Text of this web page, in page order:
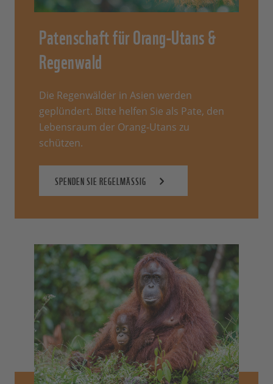
Patenschaft für Orang-Utans &
Regenwald
Die Regenwälder in Asien werden
geplündert. Bitte helfen Sie als Pate, den
Lebensraum der Orang-Utans zu
schützen.
SPENDEN SIE REGELMÄSSIG